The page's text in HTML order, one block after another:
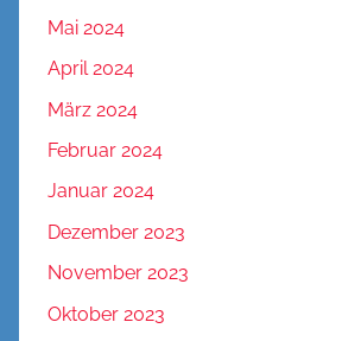
Mai 2024
April 2024
März 2024
Februar 2024
Januar 2024
Dezember 2023
November 2023
Oktober 2023